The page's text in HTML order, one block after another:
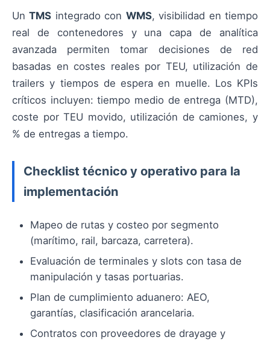
UnTMS integrado con WMS, visibilidad en tiempo
real de contenedores y una capa de analítica
avanzada permiten tomar decisiones de red
basadas en costes reales por TEU, utilización de
trailers y tiempos de espera en muelle. Los KPIs
críticos incluyen: tiempo medio de entrega (MTD),
coste por TEU movido, utilización de camiones, y
% de entregas a tiempo.
Checklist técnico y operativo para la
implementación
Mapeo de rutas y costeo por segmento
(marítimo, rail, barcaza, carretera).
Evaluación de terminales y slots con tasa de
manipulación y tasas portuarias.
Plan de cumplimiento aduanero: AEO,
garantías, clasificación arancelaria.
Contratos con proveedores de drayage y